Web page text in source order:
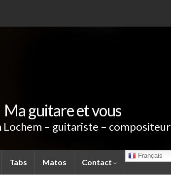
Ma guitare et vous
Lochem – guitariste – compositeur
Tabs Matos Contact
Français